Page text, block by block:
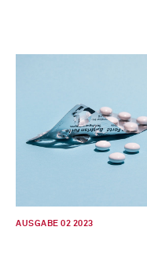
AUSGABE 02 2023